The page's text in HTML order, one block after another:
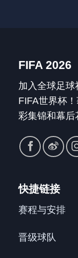
FIFA 2026
加入全球足
FIFA世界杯
彩集锦和幕后
快捷链接
赛程与安排
晋级球队